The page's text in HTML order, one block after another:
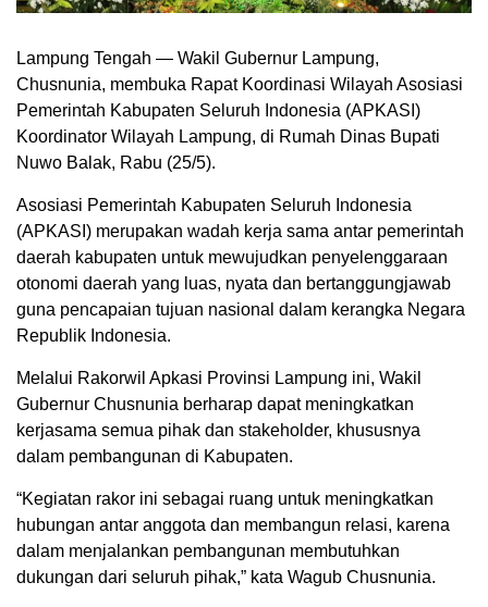
Lampung Tengah — Wakil Gubernur Lampung,
Chusnunia, membuka Rapat Koordinasi Wilayah Asosiasi
Pemerintah Kabupaten Seluruh Indonesia (APKASI)
Koordinator Wilayah Lampung, di Rumah Dinas Bupati
Nuwo Balak, Rabu (25/5).
Asosiasi Pemerintah Kabupaten Seluruh Indonesia
(APKASI) merupakan wadah kerja sama antar pemerintah
daerah kabupaten untuk mewujudkan penyelenggaraan
otonomi daerah yang luas, nyata dan bertanggungjawab
guna pencapaian tujuan nasional dalam kerangka Negara
Republik Indonesia.
Melalui Rakorwil Apkasi Provinsi Lampung ini, Wakil
Gubernur Chusnunia berharap dapat meningkatkan
kerjasama semua pihak dan stakeholder, khususnya
dalam pembangunan di Kabupaten.
“Kegiatan rakor ini sebagai ruang untuk meningkatkan
hubungan antar anggota dan membangun relasi, karena
dalam menjalankan pembangunan membutuhkan
dukungan dari seluruh pihak,” kata Wagub Chusnunia.